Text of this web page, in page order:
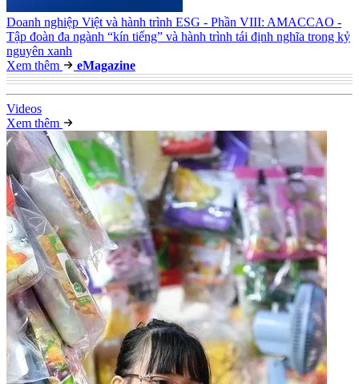
Doanh nghiệp Việt và hành trình ESG - Phần VIII: AMACCAO -
Tập đoàn đa ngành “kín tiếng” và hành trình tái định nghĩa trong kỷ
nguyên xanh
Xem thêm
eMagazine
Videos
Xem thêm